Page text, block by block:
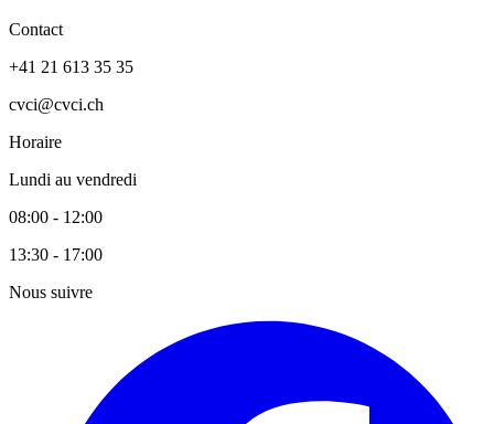
Contact
+41 21 613 35 35
cvci@cvci.ch
Horaire
Lundi au vendredi
08:00 - 12:00
13:30 - 17:00
Nous suivre